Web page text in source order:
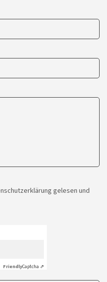
gelesen und
FriendlyCaptcha ⇗